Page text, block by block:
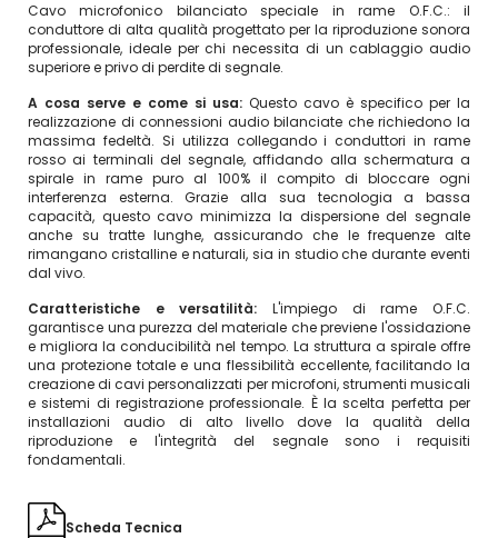
Cavo microfonico bilanciato speciale in rame O.F.C.: il
conduttore di alta qualità progettato per la riproduzione sonora
professionale, ideale per chi necessita di un cablaggio audio
superiore e privo di perdite di segnale.
A cosa serve e come si usa: Questo cavo è specifico per la
realizzazione di connessioni audio bilanciate che richiedono la
massima fedeltà. Si utilizza collegando i conduttori in rame
rosso ai terminali del segnale, affidando alla schermatura a
spirale in rame puro al 100% il compito di bloccare ogni
interferenza esterna. Grazie alla sua tecnologia a bassa
capacità, questo cavo minimizza la dispersione del segnale
anche su tratte lunghe, assicurando che le frequenze alte
rimangano cristalline e naturali, sia in studio che durante eventi
dal vivo.
Caratteristiche e versatilità: L'impiego di rame O.F.C.
garantisce una purezza del materiale che previene l'ossidazione
e migliora la conducibilità nel tempo. La struttura a spirale offre
una protezione totale e una flessibilità eccellente, facilitando la
creazione di cavi personalizzati per microfoni, strumenti musicali
e sistemi di registrazione professionale. È la scelta perfetta per
installazioni audio di alto livello dove la qualità della
riproduzione e l'integrità del segnale sono i requisiti
fondamentali.
Scheda Tecnica